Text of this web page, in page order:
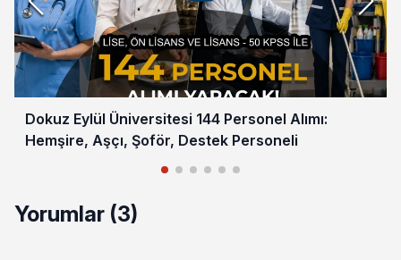
Dokuz Eylül Üniversitesi 144 Personel Alımı:
Hemşire, Aşçı, Şoför, Destek Personeli
Yorumlar (3)